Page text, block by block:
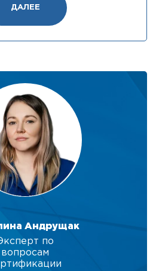
ДАЛЕЕ
Андрущак
по
вопросам